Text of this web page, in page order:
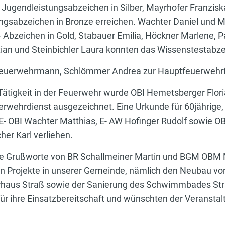
in Silber, Mayrhofer
in Bronze erreichen. Wachter Daniel und
in Gold, Stabauer Emilia, Höckner Marlene,
und Steinbichler Laura konnten das
Schlömmer Andrea zur
in der Feuerwehr wurde OBI Hemetsberger
ausgezeichnet. Eine Urkunde für
OBI Wachter Matthias, E- AW Hofinger Rudolf sowie
Karl verliehen.
Grußworte von BR Schallmeiner Martin und BGM
Projekte in unserer Gemeinde, nämlich den Neubau
Straß sowie der Sanierung des Schwimmbades
ihre Einsatzbereitschaft und wünschten der